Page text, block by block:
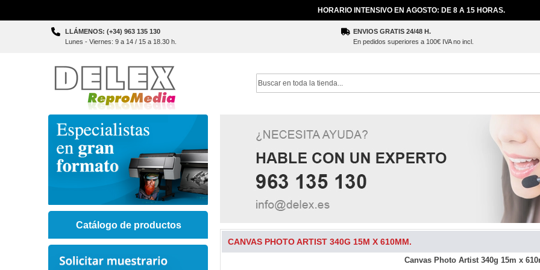
HORARIO INTENSIVO EN AGOSTO: DE 8 A 15 HORAS.
Skip
LLÁMENOS: (+34) 963 135 130
Lunes - Viernes: 9 a 14 / 15 a 18.30 h.
ENVIOS GRATIS 24/48 H.
En pedidos superiores a 100€ IVA no incl.
Search
CANVAS PHOTO ARTIST 340G 15M X 610MM.
Canvas Photo Artist 340g 15m x
Catálogo de productos